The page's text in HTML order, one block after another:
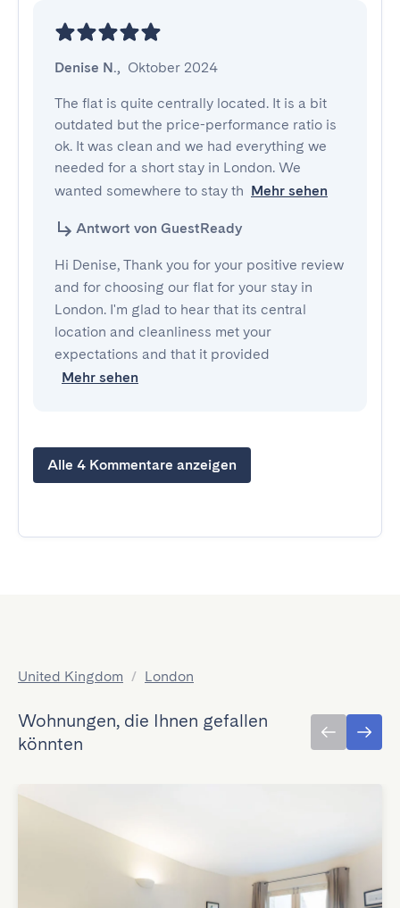
Denise N., Oktober 2024
The flat is quite centrally located. It is a bit
outdated but the price-performance ratio is
ok. It was clean and we had everything we
needed for a short stay in London. We
wanted somewhere to stay th Mehr sehen
Antwort von GuestReady
Hi Denise, Thank you for your positive review
and for choosing our flat for your stay in
London. I'm glad to hear that its central
location and cleanliness met your
expectations and that it provided
Mehr sehen
Alle 4 Kommentare anzeigen
United Kingdom / London
Wohnungen, die Ihnen gefallen
könnten